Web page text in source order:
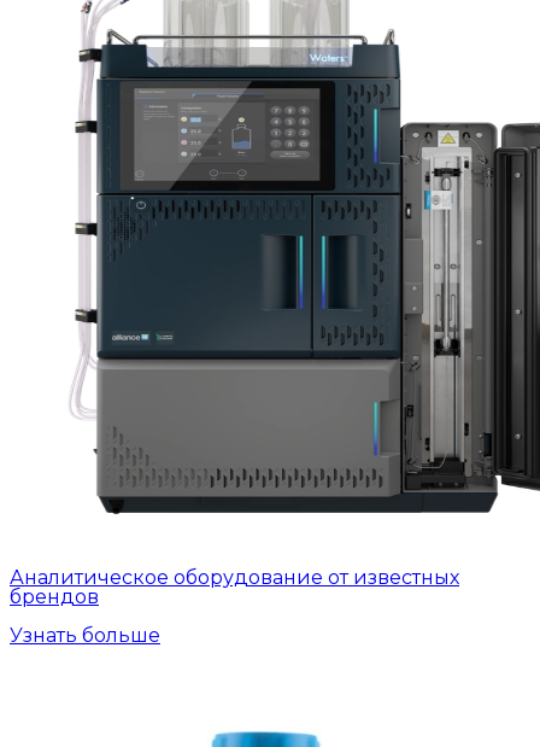
Аналитическое оборудование от известных
брендов
Узнать больше